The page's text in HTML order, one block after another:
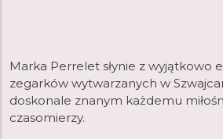
Marka Perrelet słynie z wyjątkowo
zegarków wytwarzanych w
doskonale znanym każdemu
czasomierzy.